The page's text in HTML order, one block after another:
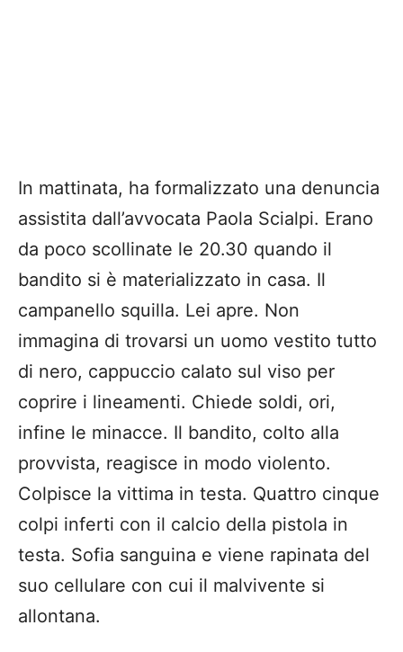
In mattinata, ha formalizzato una denuncia
assistita dall’avvocata Paola Scialpi. Erano
da poco scollinate le 20.30 quando il
bandito si è materializzato in casa. Il
campanello squilla. Lei apre. Non
immagina di trovarsi un uomo vestito tutto
di nero, cappuccio calato sul viso per
coprire i lineamenti. Chiede soldi, ori,
infine le minacce. Il bandito, colto alla
provvista, reagisce in modo violento.
Colpisce la vittima in testa. Quattro cinque
colpi inferti con il calcio della pistola in
testa. Sofia sanguina e viene rapinata del
suo cellulare con cui il malvivente si
allontana.